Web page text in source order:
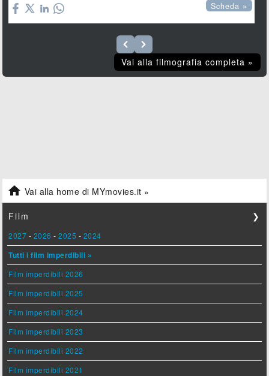
Scheda »
Vai alla filmografia completa »
 Vai alla home di MYmovies.it »
Film ❯
2027 - 2026 -2025 - 2024
Tutti i film imperdibili »
Film imperdibili 2026
Film imperdibili 2025
Film imperdibili 2024
Film imperdibili 2023
Film imperdibili 2022
Film imperdibili 2021